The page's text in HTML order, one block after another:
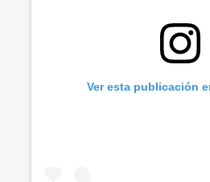
Ver esta publicación